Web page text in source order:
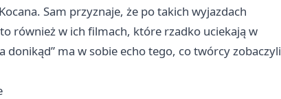
Sam przyznaje, że po takich wyjazdach
również w ich filmach, które rzadko uciekają w
ma w sobie echo tego, co twórcy zobaczyli